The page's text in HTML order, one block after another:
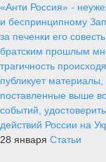
«Анти Россия» -
и беспринципному
за печенки его
братским прошлым
трагичность
публикует
поставленные выше
событий,
действий России на
28 января Статьи